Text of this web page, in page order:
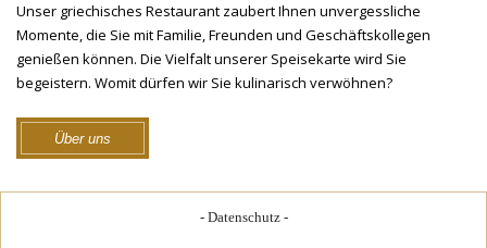
Unser griechisches Restaurant zaubert Ihnen unvergessliche
Momente, die Sie mit Familie, Freunden und Geschäftskollegen
genießen können. Die Vielfalt unserer Speisekarte wird Sie
begeistern. Womit dürfen wir Sie kulinarisch verwöhnen?
Über uns
Datenschutz